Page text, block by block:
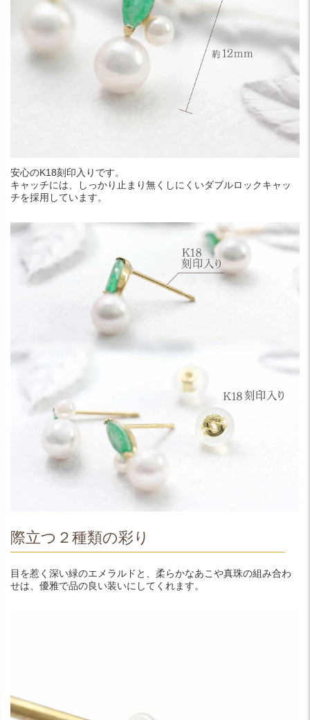
安心のK18刻印入りです。
キャッチには、しっかり止まり無くしにくいダブルロックキャッ
チを採用しています。
際立つ２種類の彩り
目を惹く深い緑のエメラルドと、柔らかなあこや真珠の組み合わ
せは、優雅で品の良い装いにしてくれます。